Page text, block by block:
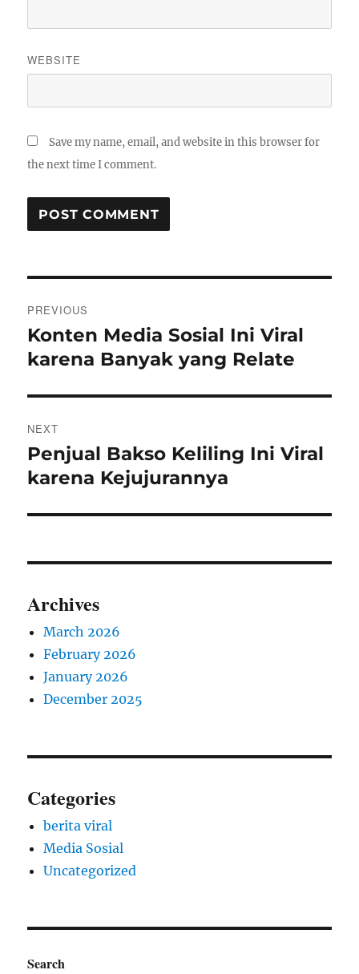
WEBSITE
Save my name, email, and website in this browser for
the next time I comment.
navigation
PREVIOUS
Previous
post:
Konten Media Sosial Ini Viral
karena Banyak yang Relate
NEXT
Next
post:
Penjual Bakso Keliling Ini Viral
karena Kejujurannya
Archives
March 2026
February 2026
January 2026
December 2025
Categories
berita viral
Media Sosial
Uncategorized
Search